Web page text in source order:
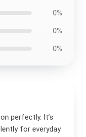
0%
0%
0%
perfectly. It’s
for everyday